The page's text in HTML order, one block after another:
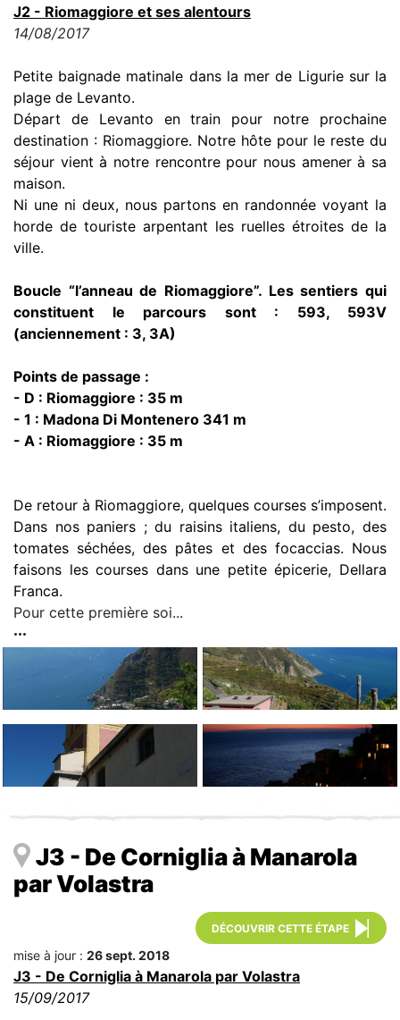
J2 - Riomaggiore et ses alentours
14/08/2017
Petite baignade matinale dans la mer de Ligurie sur la
plage de Levanto.
Départ de Levanto en train pour notre prochaine
destination : Riomaggiore. Notre hôte pour le reste du
séjour vient à notre rencontre pour nous amener à sa
maison.
Ni une ni deux, nous partons en randonnée voyant la
horde de touriste arpentant les ruelles étroites de la
ville.
Boucle “l’anneau de Riomaggiore”. Les sentiers qui
constituent le parcours sont : 593, 593V
(anciennement : 3, 3A)
Points de passage :
- D : Riomaggiore : 35 m
- 1 : Madona Di Montenero 341 m
- A : Riomaggiore : 35 m
De retour à Riomaggiore, quelques courses s’imposent.
Dans nos paniers ; du raisins italiens, du pesto, des
tomates séchées, des pâtes et des focaccias. Nous
faisons les courses dans une petite épicerie, Dellara
Franca.
Pour cette première soi...
J3 - De Corniglia à Manarola
par Volastra
DÉCOUVRIR CETTE ÉTAPE
mise à jour : 26 sept. 2018
J3 - De Corniglia à Manarola par Volastra
15/09/2017